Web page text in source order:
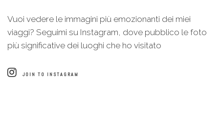
Vuoi vedere le immagini più emozionanti dei miei
viaggi? Seguimi su Instagram, dove pubblico le foto
più significative dei luoghi che ho visitato
JOIN TO INSTAGRAM